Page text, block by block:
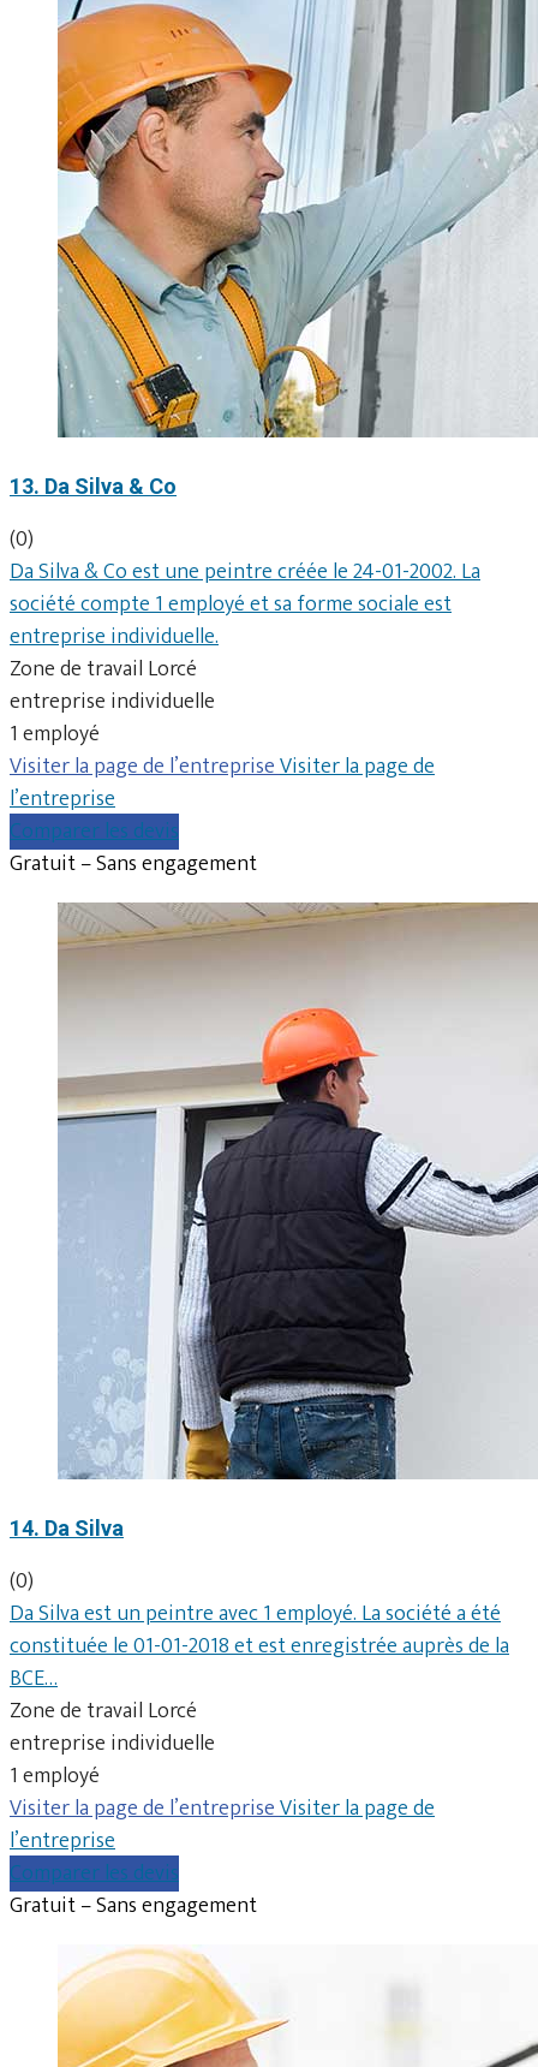
13. Da Silva & Co
(0)
Da Silva & Co est une peintre créée le 24-01-2002. La
société compte 1 employé et sa forme sociale est
entreprise individuelle.
Zone de travail Lorcé
entreprise individuelle
1 employé
Visiter la page de l’entrepriseVisiter la page de
l’entreprise
Comparer les devis
Gratuit – Sans engagement
14. Da Silva
(0)
Da Silva est un peintre avec 1 employé. La société a été
constituée le 01-01-2018 et est enregistrée auprès de la
BCE…
Zone de travail Lorcé
entreprise individuelle
1 employé
Visiter la page de l’entrepriseVisiter la page de
l’entreprise
Comparer les devis
Gratuit – Sans engagement